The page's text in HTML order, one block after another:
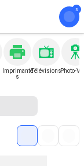
Imprimante
s
TélévisionsPhoto-